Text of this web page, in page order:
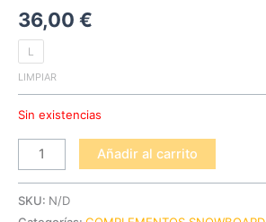
36,00 €
L
LIMPIAR
Sin existencias
Añadir al carrito
SKU: N/D